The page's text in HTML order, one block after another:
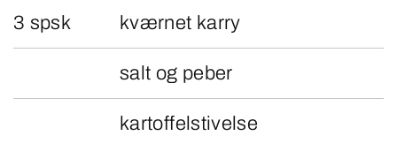
3 spsk kværnet karry
salt og peber
kartoffelstivelse